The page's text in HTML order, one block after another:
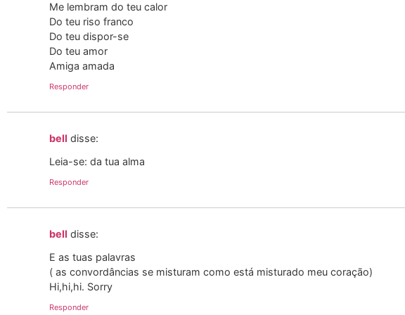
Me lembram do teu calor
Do teu riso franco
Do teu dispor-se
Do teu amor
Amiga amada
Responder
bell disse:
Leia-se: da tua alma
Responder
bell disse:
E as tuas palavras
( as convordâncias se misturam como está misturado meu coração)
Hi,hi,hi. Sorry
Responder